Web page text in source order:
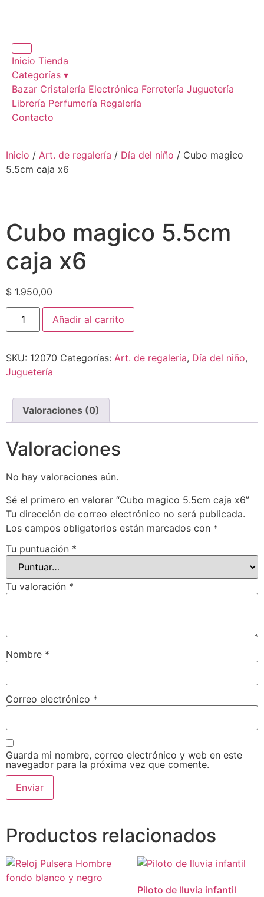
Inicio Tienda
Categorías ▾
Bazar Cristalería Electrónica Ferretería Juguetería
Librería Perfumería Regalería
Contacto
Inicio / Art. de regalería / Día del niño / Cubo magico
5.5cm caja x6
Cubo magico 5.5cm
caja x6
$ 1.950,00
Añadir al carrito
SKU: 12070 Categorías: Art. de regalería, Día del niño,
Juguetería
Valoraciones (0)
Valoraciones
No hay valoraciones aún.
Sé el primero en valorar “Cubo magico 5.5cm caja x6”
Tu dirección de correo electrónico no será publicada.
Los campos obligatorios están marcados con *
Tu puntuación *
Tu valoración *
Nombre *
Correo electrónico *
Guarda mi nombre, correo electrónico y web en este
navegador para la próxima vez que comente.
Productos relacionados
Piloto de lluvia infantil